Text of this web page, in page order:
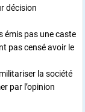
décision
émis pas une caste
pas censé avoir le
la société
par l’opinion